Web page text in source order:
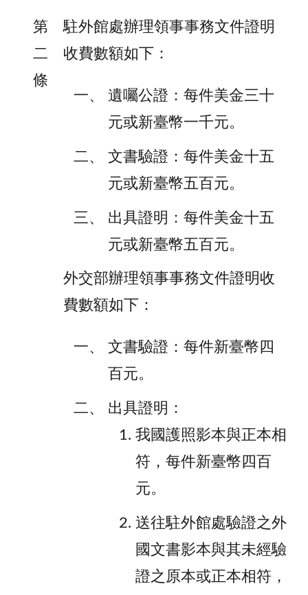
第
二
條
駐外館處辦理領事事務文件證明
收費數額如下：
遺囑公證：每件美金三十
元或新臺幣一千元。
文書驗證：每件美金十五
元或新臺幣五百元。
出具證明：每件美金十五
元或新臺幣五百元。
外交部辦理領事事務文件證明收
費數額如下：
文書驗證：每件新臺幣四
百元。
出具證明：
​我國護照影本與正本相
符，每件新臺幣四百
元。
送往駐外館處驗證之外
國文書影本與其未經驗
證之原本或正本相符，